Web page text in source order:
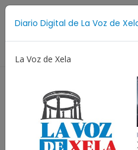
Diario Digital de La Voz de
La Voz de Xela